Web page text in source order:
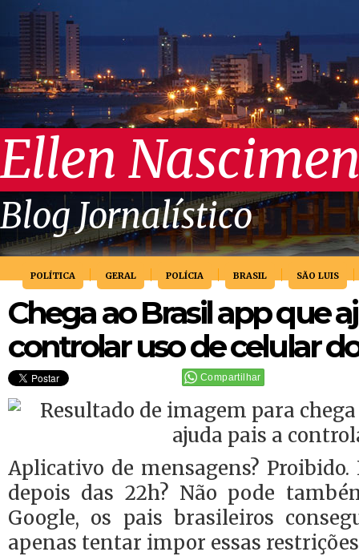
Ellen
Blog Jornalístico
POLÍTICA GERAL POLÍCIA BRASIL SÃO LUIS
Chega ao Brasil app que
controlar uso de celular
Compartilhar
Aplicativo de mensagens?
depois das 22h? Não pode
Google, os pais brasileiros
apenas tentar impor essas